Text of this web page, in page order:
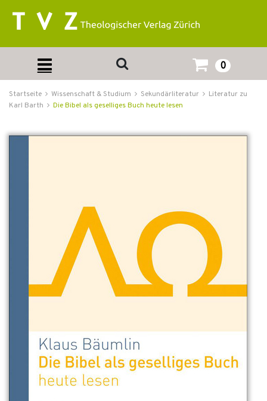
0
Startseite Wissenschaft & Studium Sekundärliteratur
Literatur zu
Karl Barth
Die Bibel als geselliges Buch heute lesen